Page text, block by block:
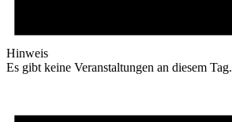
Hinweis
Es gibt keine Veranstaltungen an diesem Tag.